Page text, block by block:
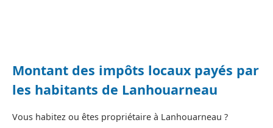
Montant des impôts locaux payés par
les habitants de Lanhouarneau
Vous habitez ou êtes propriétaire à Lanhouarneau ?